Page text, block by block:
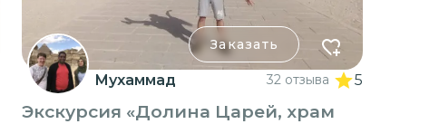
Заказать
Мухаммад 32 отзыва 5
Экскурсия «Долина Царей, храм